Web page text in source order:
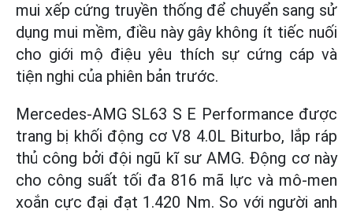
mui xếp cứng truyền thống để chuyển sang sử
dụng mui mềm, điều này gây không ít tiếc nuối
cho giới mộ điệu yêu thích sự cứng cáp và
tiện nghi của phiên bản trước.
Mercedes-AMG SL63 S E Performance được
trang bị khối động cơ V8 4.0L Biturbo, lắp ráp
thủ công bởi đội ngũ kĩ sư AMG. Động cơ này
cho công suất tối đa 816 mã lực và mô-men
xoắn cực đại đạt 1.420 Nm. So với người anh